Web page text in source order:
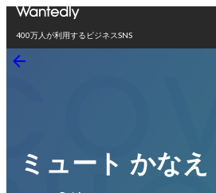
400万人が利用するビジネスSNS
ミュート かなえ